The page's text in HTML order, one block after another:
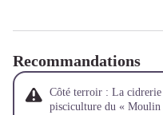
Recommandations
Côté terroir : La
pisciculture du « Moulin